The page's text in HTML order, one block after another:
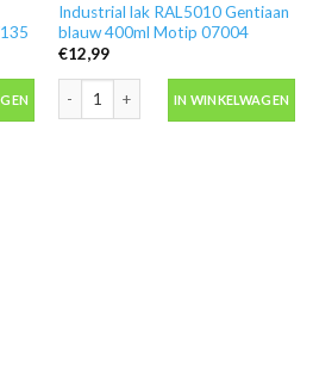
400ml Motip 07135 aantal
Industrial lak RAL5010 Gentiaan
blauw 400ml Motip 07004
€12,99
Industrial lak RAL5010 Gentiaan
IN WINKELWAGEN